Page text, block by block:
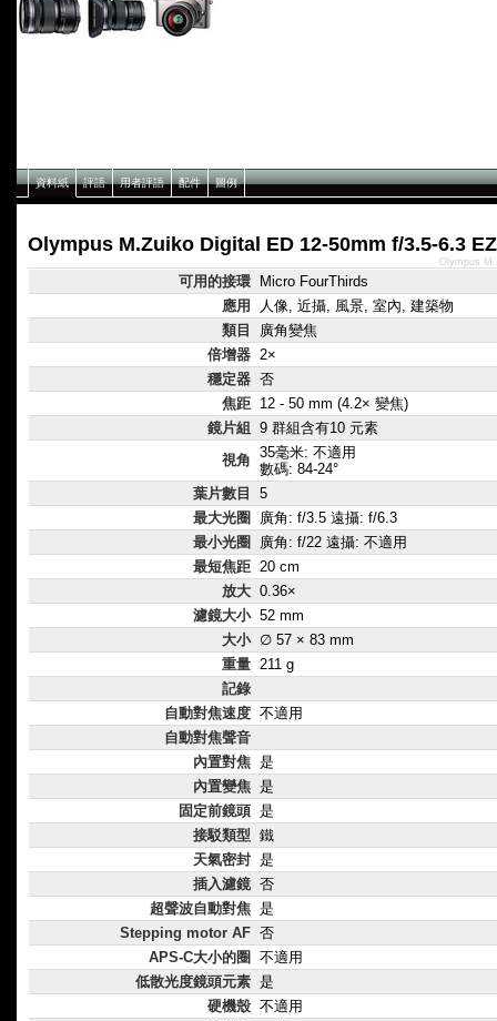
資料紙 評語 用者評語 配件 圖例
Olympus M.Zuiko Digital ED 12-50mm f/3.5-6.3
可用的接環
Micro FourThirds
應用
人像, 近攝, 風景, 室內, 建築物
類目
廣角變焦
倍增器 2×
穩定器 否
焦距 12 - 50 mm (4.2× 變焦)
鏡片組
9 群組含有10 元素
視角 35毫米: 不適用
數碼: 84-24°
葉片數目
5
最大光圈
廣角: f/3.5 遠攝: f/6.3
最小光圈
廣角: f/22 遠攝: 不適用
最短焦距 20 cm
放大 0.36×
濾鏡大小 52 mm
大小 ∅ 57 × 83 mm
重量 211 g
記錄
自動對焦速度 不適用
自動對焦聲音
內置對焦 是
內置變焦 是
固定前鏡頭 是
接駁類型 鐵
天氣密封 是
插入濾鏡 否
超聲波自動對焦 是
Stepping motor AF 否
APS-C大小的圈
不適用
低散光度鏡頭元素 是
硬機殼 不適用
Olympus